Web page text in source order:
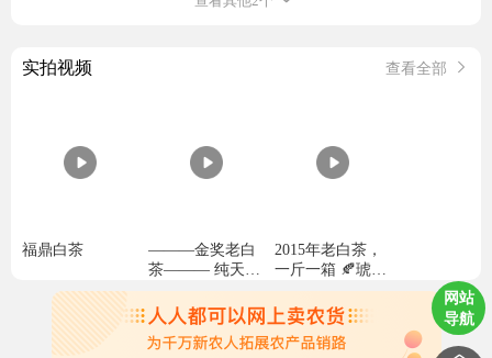
实拍视频 查看全部
福鼎白茶
———金奖老白
茶——— 纯天然
日晒茶，自然陈
放，茶气蜜韵十
足，传统工艺 ·
自然萎雕·至真至
2015年老白茶，
一斤一箱 🍂琥珀
汤色裹枣香，温
润入喉，把日子
泡得松弛又绵长
网站
导航